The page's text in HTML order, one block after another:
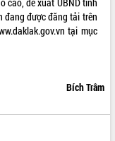
đang được đăng tải trên
tại mục
Bích Trâm